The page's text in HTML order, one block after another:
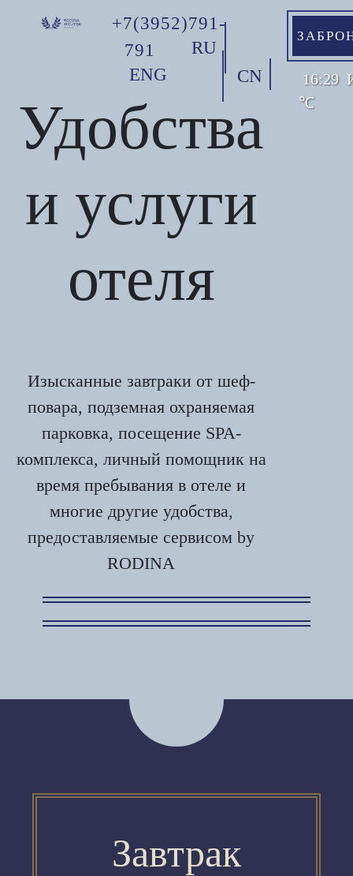
+7(3952)791-
791
RU
ENG
CN 16:29
℃
Удобства
и услуги
отеля
Изысканные завтраки от шеф-
повара, подземная охраняемая
парковка, посещение SPA-
комплекса, личный помощник на
время пребывания в отеле и
многие другие удобства,
предоставляемые сервисом by
RODINA
Завтрак